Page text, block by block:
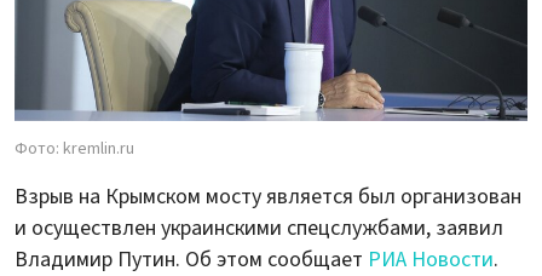
Фото: kremlin.ru
Взрыв на Крымском мосту является был организован
и осуществлен украинскими спецслужбами, заявил
Владимир Путин. Об этом сообщает РИА Новости.